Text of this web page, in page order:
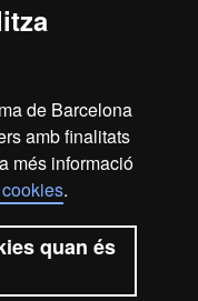
de Barcelona
amb finalitats
més informació
.
quan és
privacitat
el web
que imparteix una
multidisciplinària i